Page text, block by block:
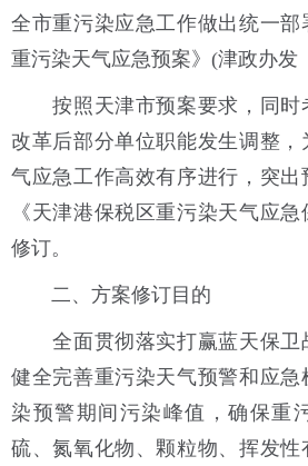
全市重污染应急工作做出统一
重污染天气应急预案》(津政办发
按照天津市预案要求，同时
改革后部分单位职能发生调整
气应急工作高效有序进行，突
《天津港保税区重污染天气应
修订。
二、方案修订目的
全面贯彻落实打赢蓝天保卫
健全完善重污染天气预警和应
染预警期间污染峰值，确保重
硫、氮氧化物、颗粒物、挥发